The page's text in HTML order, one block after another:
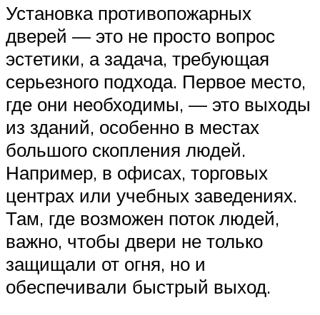
Установка противопожарных
дверей — это не просто вопрос
эстетики, а задача, требующая
серьезного подхода. Первое место,
где они необходимы, — это выходы
из зданий, особенно в местах
большого скопления людей.
Например, в офисах, торговых
центрах или учебных заведениях.
Там, где возможен поток людей,
важно, чтобы двери не только
защищали от огня, но и
обеспечивали быстрый выход.